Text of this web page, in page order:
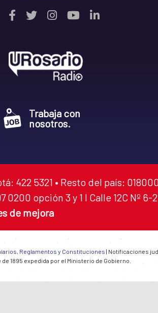
Trabaja con
nosotros.
422 5321 • Resto del país: 018000
opción 3 y 1 I Calle 12C Nº
de mejora
Reglamentos y Constituciones | Notificaciones
1895 expedida por el Ministerio de Gobierno.